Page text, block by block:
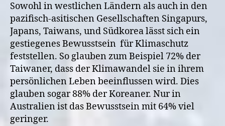
Sowohl in westlichen Ländern als auch in den
pazifisch-asitischen Gesellschaften Singapurs,
Japans, Taiwans, und Südkorea lässt sich ein
gestiegenes Bewusstsein für Klimaschutz
feststellen. So glauben zum Beispiel 72% der
Taiwaner, dass der Klimawandel sie in ihrem
persönlichen Leben beeinflussen wird. Dies
glauben sogar 88% der Koreaner. Nur in
Australien ist das Bewusstsein mit 64% viel
geringer.